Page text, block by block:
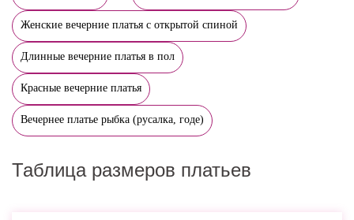
Женские вечерние платья с открытой спиной
Длинные вечерние платья в пол
Красные вечерние платья
Вечернее платье рыбка (русалка, годе)
Таблица размеров платьев